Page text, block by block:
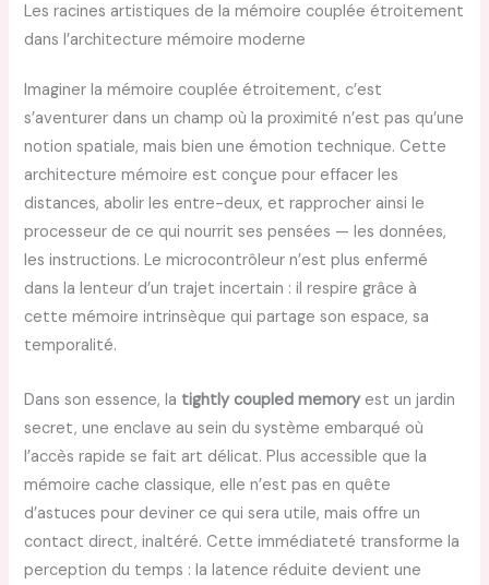
Les racines artistiques de la mémoire couplée étroitement
dans l’architecture mémoire moderne
Imaginer la mémoire couplée étroitement, c’est
s’aventurer dans un champ où la proximité n’est pas qu’une
notion spatiale, mais bien une émotion technique. Cette
architecture mémoire est conçue pour effacer les
distances, abolir les entre-deux, et rapprocher ainsi le
processeur de ce qui nourrit ses pensées — les données,
les instructions. Le microcontrôleur n’est plus enfermé
dans la lenteur d’un trajet incertain : il respire grâce à
cette mémoire intrinsèque qui partage son espace, sa
temporalité.
Dans son essence, la tightly coupled memoryest un jardin
secret, une enclave au sein du système embarqué où
l’accès rapide se fait art délicat. Plus accessible que la
mémoire cache classique, elle n’est pas en quête
d’astuces pour deviner ce qui sera utile, mais offre un
contact direct, inaltéré. Cette immédiateté transforme la
perception du temps : la latence réduite devient une